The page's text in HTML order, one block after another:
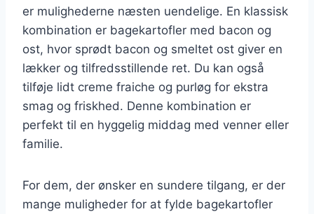
er mulighederne næsten uendelige. En klassisk
kombination er bagekartofler med bacon og
ost, hvor sprødt bacon og smeltet ost giver en
lækker og tilfredsstillende ret. Du kan også
tilføje lidt creme fraiche og purløg for ekstra
smag og friskhed. Denne kombination er
perfekt til en hyggelig middag med venner eller
familie.
For dem, der ønsker en sundere tilgang, er der
mange muligheder for at fylde bagekartofler